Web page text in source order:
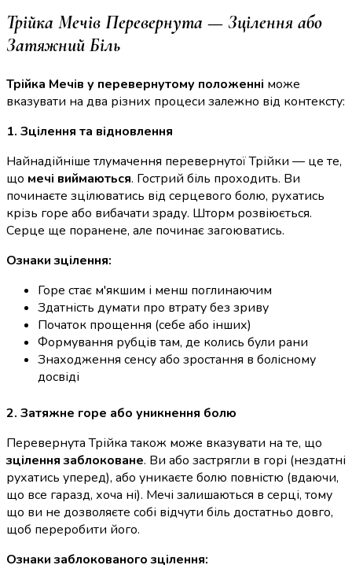
Трійка Мечів Перевернута — Зцілення або
Затяжний Біль
Трійка Мечів у перевернутому положенні може
вказувати на два різних процеси залежно від контексту:
1. Зцілення та відновлення
Найнадійніше тлумачення перевернутої Трійки — це те,
що мечі виймаються. Гострий біль проходить. Ви
починаєте зцілюватись від серцевого болю, рухатись
крізь горе або вибачати зраду. Шторм розвіюється.
Серце ще поранене, але починає загоюватись.
Ознаки зцілення:
Горе стає м'якшим і менш поглинаючим
Здатність думати про втрату без зриву
Початок прощення (себе або інших)
Формування рубців там, де колись були рани
Знаходження сенсу або зростання в болісному
досвіді
2. Затяжне горе або уникнення болю
Перевернута Трійка також може вказувати на те, що
зцілення заблоковане. Ви або застрягли в горі (нездатні
рухатись уперед), або уникаєте болю повністю (вдаючи,
що все гаразд, хоча ні). Мечі залишаються в серці, тому
що ви не дозволяєте собі відчути біль достатньо довго,
щоб переробити його.
Ознаки заблокованого зцілення: